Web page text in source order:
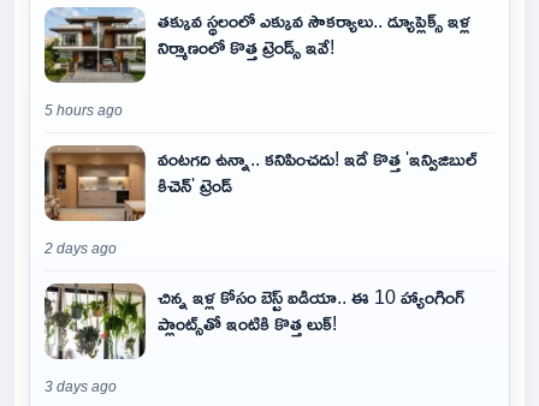
తక్కువ స్థలంలో ఎక్కువ సౌకర్యాలు.. డ్యూప్లెక్స్ ఇళ్ల
నిర్మాణంలో కొత్త ట్రెండ్స్ ఇవే!
5 hours ago
వంటగది ఉన్నా.. కనిపించదు! ఇదే కొత్త 'ఇన్విజిబుల్
కిచెన్' ట్రెండ్
2 days ago
చిన్న ఇళ్ల కోసం బెస్ట్ ఐడియా.. ఈ 10 హ్యాంగింగ్
ప్లాంట్స్‌తో ఇంటికి కొత్త లుక్!
3 days ago